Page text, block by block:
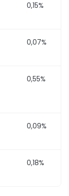
0,15%
0,07%
0,55%
0,09%
0,18%